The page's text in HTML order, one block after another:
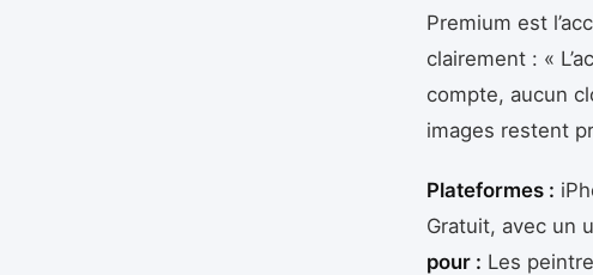
Premium est
clairement : «
compte, aucun
images restent
Plateformes :
Gratuit, avec un
pour : Les